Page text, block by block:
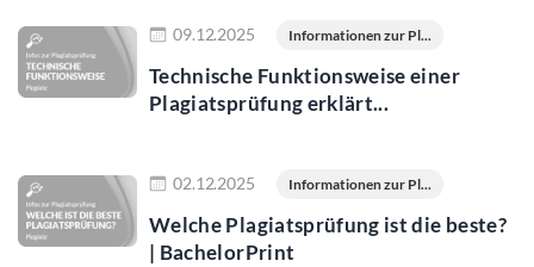
09.12.2025 Informationen zur Pl...
Technische Funktionsweise einer
Plagiatsprüfung erklärt...
02.12.2025 Informationen zur Pl...
Welche Plagiatsprüfung ist die beste?
| BachelorPrint